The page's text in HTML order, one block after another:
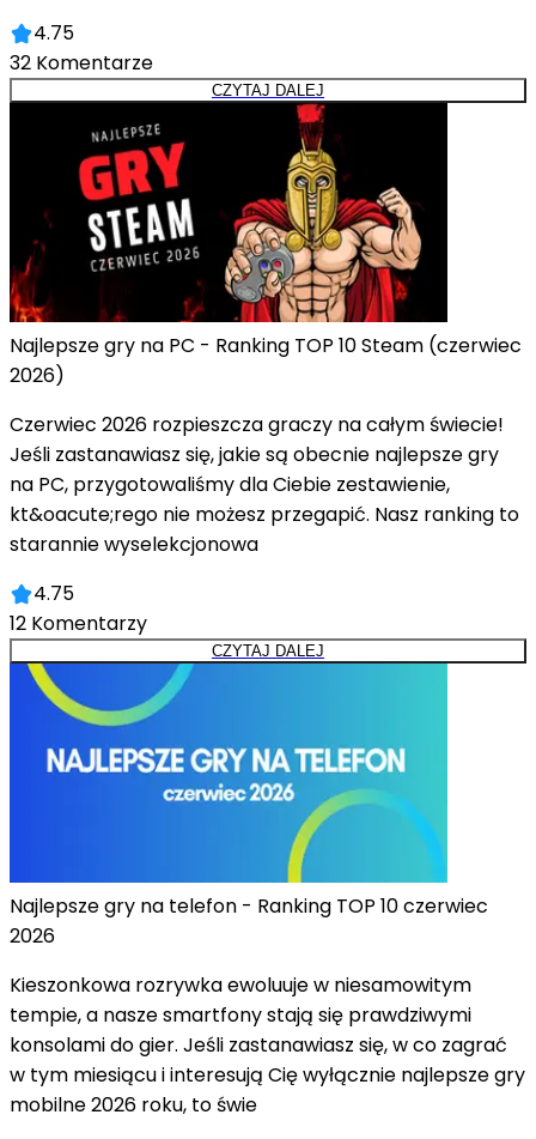
4.75
32 Komentarze
CZYTAJ DALEJ
Najlepsze gry na PC - Ranking TOP 10 Steam (czerwiec
2026)
Czerwiec 2026 rozpieszcza graczy na całym świecie!
Jeśli zastanawiasz się, jakie są obecnie najlepsze gry
na PC, przygotowaliśmy dla Ciebie zestawienie,
kt&oacute;rego nie możesz przegapić. Nasz ranking to
starannie wyselekcjonowa
4.75
12 Komentarzy
CZYTAJ DALEJ
Najlepsze gry na telefon - Ranking TOP 10 czerwiec
2026
Kieszonkowa rozrywka ewoluuje w niesamowitym
tempie, a nasze smartfony stają się prawdziwymi
konsolami do gier. Jeśli zastanawiasz się, w co zagrać
w tym miesiącu i interesują Cię wyłącznie najlepsze gry
mobilne 2026 roku, to świe